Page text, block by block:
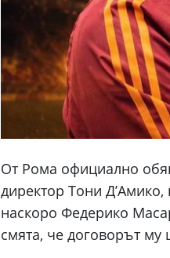
От Рома официално
директор Тони
наскоро Федерико
смята, че договорът